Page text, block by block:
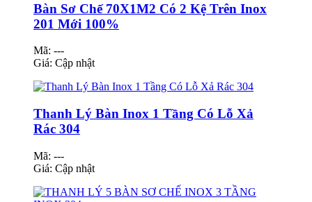
Bàn Sơ Chế 70X1M2 Có 2 Kệ Trên Inox
201 Mới 100%
Mã: ---
Giá: Cập nhật
Thanh Lý Bàn Inox 1 Tầng Có Lỗ Xả
Rác 304
Mã: ---
Giá: Cập nhật